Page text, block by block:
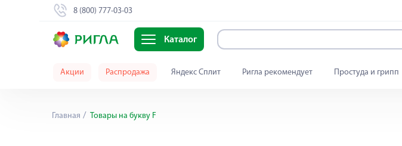
8 (800) 777-03-03
Каталог
Акции Распродажа Яндекс Сплит Ригла рекомендует Простуда и грипп
Главная Товары на букву F